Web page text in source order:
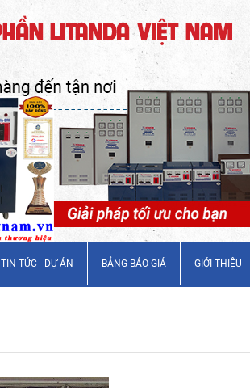
TIN TỨC - DỰ ÁN BẢNG BÁO GIÁ GIỚI THIỆU